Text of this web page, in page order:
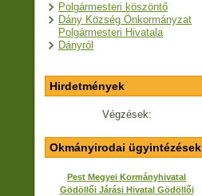
Polgármesteri köszöntő
Dány Község Önkormányzat
Polgármesteri Hivatala
Dányról
Hirdetmények
Végzések:
Okmányirodai ügyintézések
Pest Megyei Kormányhivatal
Gödöllői Járási Hivatal Gödöllői